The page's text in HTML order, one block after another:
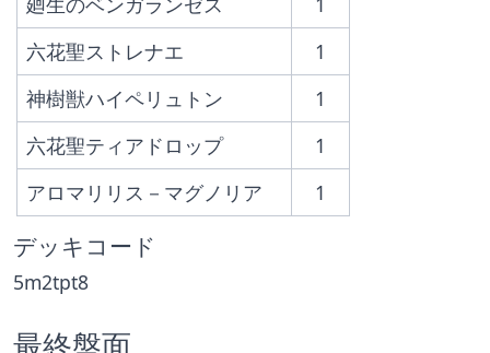
六花聖ストレナエ
1
神樹獣ハイペリュトン
1
六花聖ティアドロップ
1
アロマリリス－マグノリア
1
デッキコード
5m2tpt8
最終盤面